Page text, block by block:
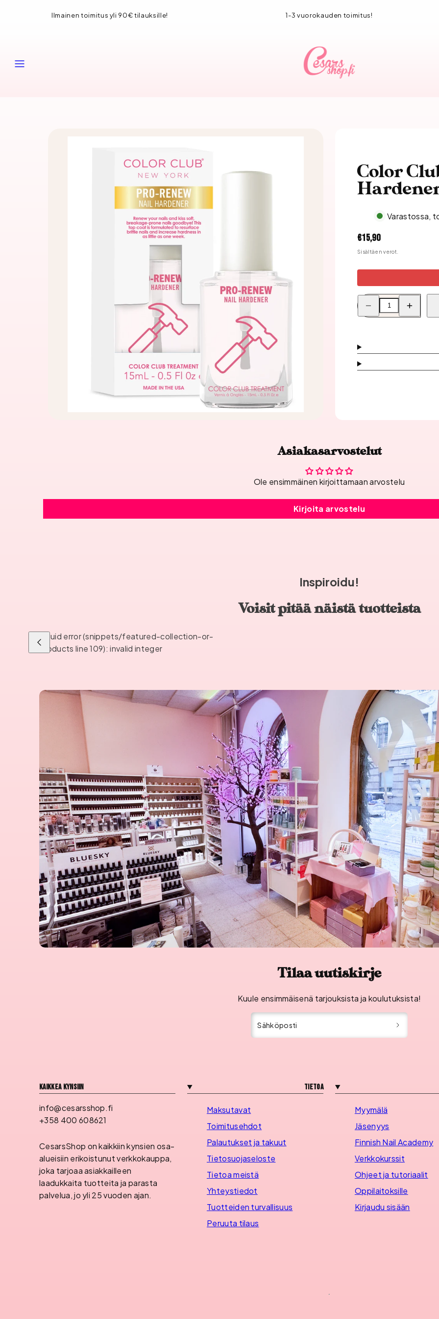
Ilmainen toimitus yli 90€ tilauksille! 1-3 vuorokauden toimitus!
Color
Varastossa,
Hinta
€15,90
Sisältäen verot.
Pienennä
Color
Color
Asiakasarvostelut
Ole ensimmäinen kirjoittamaan arvostelu
Kirjoita arvostelu
Inspiroidu!
Voisit pitää näistä tuotteista
Liquid error (snippets/featured-collection-or-
products line 109): invalid integer
Liu'uta
vasemmalle
Tilaa uutiskirje
Kuule ensimmäisenä tarjouksista ja koulutuksista!
Sähköposti
Kaikkea kynsiin
info@cesarsshop.fi
+358 400 608621
CesarsShop on kaikkiin kynsien osa-
alueisiin erikoistunut verkkokauppa,
joka tarjoaa asiakkailleen
laadukkaita tuotteita ja parasta
palvelua, jo yli 25 vuoden ajan.
Tietoa
Maksutavat
Toimitusehdot
Palautukset ja takuut
Tietosuojaseloste
Tietoa meistä
Yhteystiedot
Tuotteiden turvallisuus
Peruuta tilaus
Myymälä
Jäsenyys
Finnish Nail Academy
Verkkokurssit
Ohjeet ja tutoriaalit
Oppilaitoksille
Kirjaudu sisään